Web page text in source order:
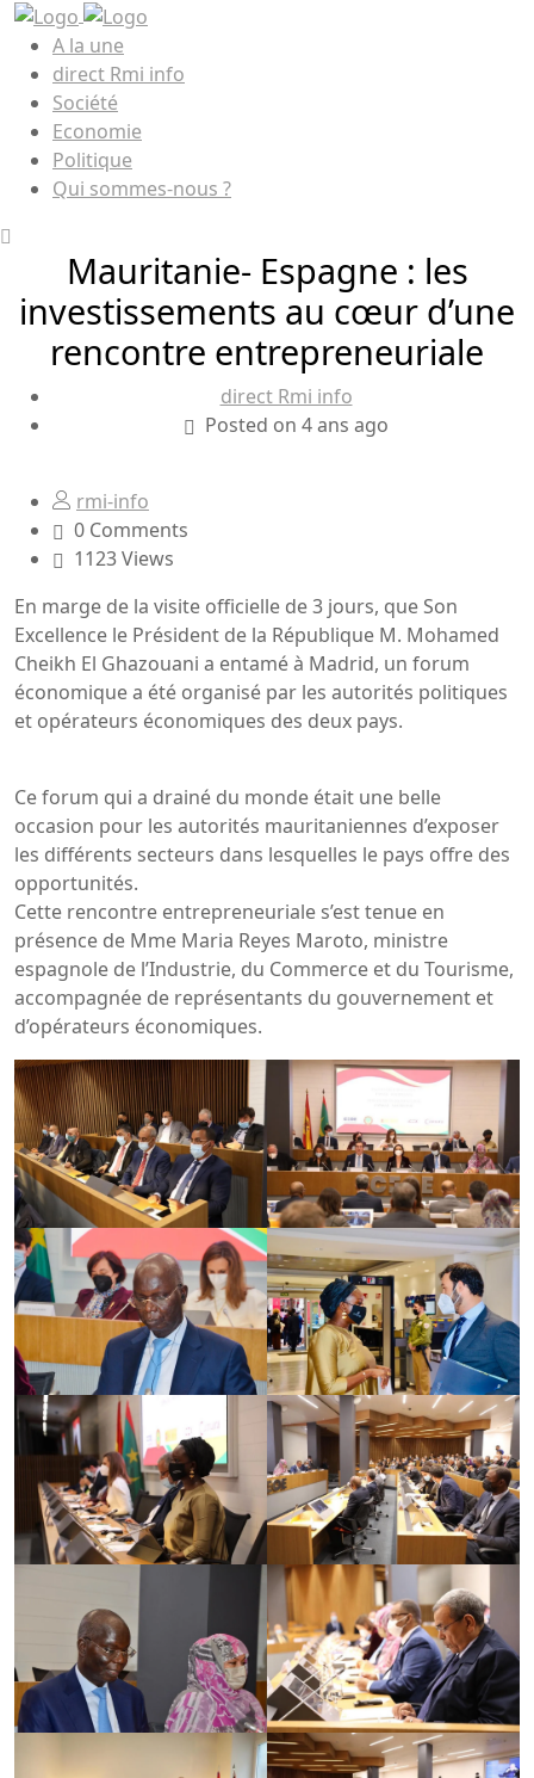
A la une
direct Rmi info
Société
Economie
Politique
Qui sommes-nous ?
Mauritanie- Espagne : les
investissements au cœur d’une
rencontre entrepreneuriale
direct Rmi info
Posted on 4 ans ago
rmi-info
0 Comments
1123 Views
En marge de la visite officielle de 3 jours, que Son
Excellence le Président de la République M. Mohamed
Cheikh El Ghazouani a entamé à Madrid, un forum
économique a été organisé par les autorités politiques
et opérateurs économiques des deux pays.
Ce forum qui a drainé du monde était une belle
occasion pour les autorités mauritaniennes d’exposer
les différents secteurs dans lesquelles le pays offre des
opportunités.
Cette rencontre entrepreneuriale s’est tenue en
présence de Mme Maria Reyes Maroto, ministre
espagnole de l’Industrie, du Commerce et du Tourisme,
accompagnée de représentants du gouvernement et
d’opérateurs économiques.